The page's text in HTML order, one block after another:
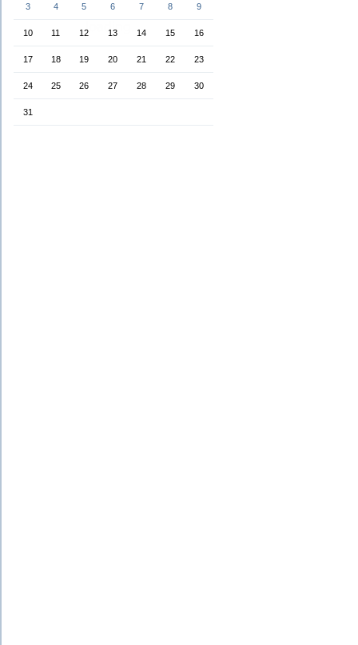
3 4 5 6 7 8 9
10 11 12 13 14 15 16
17 18 19 20 21 22 23
24 25 26 27 28 29 30
31